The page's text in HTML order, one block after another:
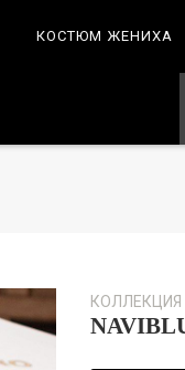
КОСТЮМ ЖЕНИХА
КОЛЛЕКЦИЯ